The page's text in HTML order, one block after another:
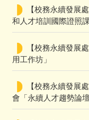
【校務永續發展
和人才培訓國際證照
【校務永續發展
用工作坊」
【校務永續發展
會「永續人才趨勢論壇